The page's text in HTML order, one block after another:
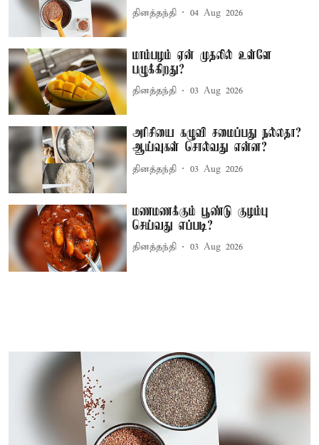
தினத்தந்தி 04 Aug 2026
மாம்பழம் ஏன் முதலில் உள்ளே
பழுக்கிறது?
தினத்தந்தி 03 Aug 2026
அரிசியை கழுவி சமைப்பது நல்லதா?
ஆய்வுகள் சொல்வது என்ன?
தினத்தந்தி 03 Aug 2026
மணமணக்கும் பூண்டு குழம்பு
செய்வது எப்படி?
தினத்தந்தி 03 Aug 2026